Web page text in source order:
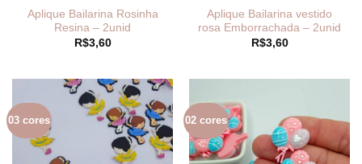
Aplique Bailarina Rosinha
Resina – 2unid
R$3,60
Aplique Bailarina vestido
rosa Emborrachada – 2unid
R$3,60
03 cores 02 cores